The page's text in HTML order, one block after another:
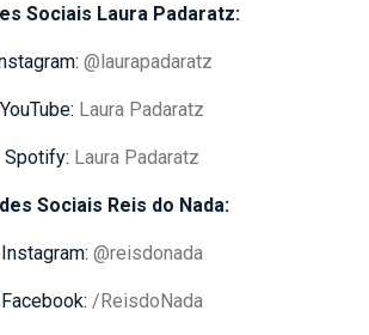
Sociais Laura Padaratz:
@laurapadaratz
YouTube: Laura Padaratz
Spotify: Laura Padaratz
Sociais Reis do Nada:
Instagram: @reisdonada
Facebook: /ReisdoNada